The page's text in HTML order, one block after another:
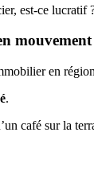
est-ce lucratif
mouvement
en
.
café sur la